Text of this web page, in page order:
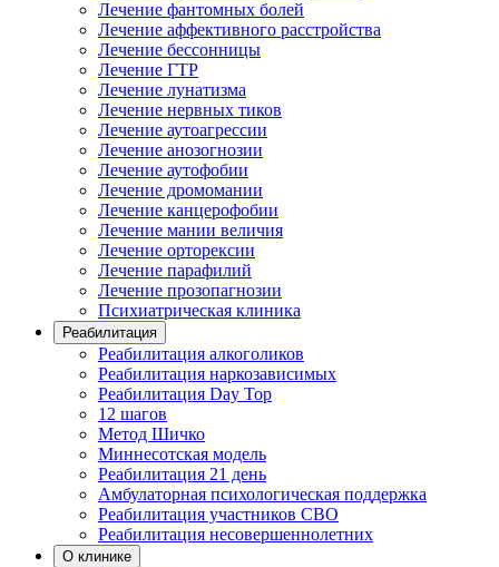
Лечение фантомных болей
Лечение аффективного расстройства
Лечение бессонницы
Лечение ГТР
Лечение лунатизма
Лечение нервных тиков
Лечение аутоагрессии
Лечение анозогнозии
Лечение аутофобии
Лечение дромомании
Лечение канцерофобии
Лечение мании величия
Лечение орторексии
Лечение парафилий
Лечение прозопагнозии
Психиатрическая клиника
Реабилитация
Реабилитация алкоголиков
Реабилитация наркозависимых
Реабилитация Day Top
12 шагов
Метод Шичко
Миннесотская модель
Реабилитация 21 день
Амбулаторная психологическая поддержка
Реабилитация участников СВО
Реабилитация несовершеннолетних
О клинике